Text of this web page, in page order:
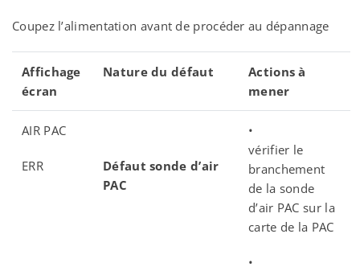
Coupez l’alimentation avant de procéder au dépannage
Affichage
écran
Nature du défaut
Actions à
mener
AIR PAC
ERR
Défaut sonde d’air
PAC
•
vérifier le
branchement
de la sonde
d’air PAC sur la
carte de la PAC
•